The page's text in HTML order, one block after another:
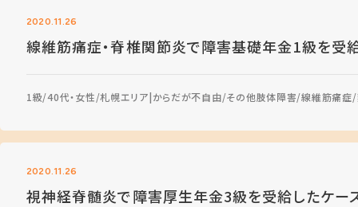
2020.11.26
線維筋痛症・脊椎関節炎で障害基礎年金1級を受
1級 40代・女性 札幌エリア からだが不自由 その他肢体障害 線維筋痛症
2020.11.26
視神経脊髄炎で障害厚生年金3級を受給したケー